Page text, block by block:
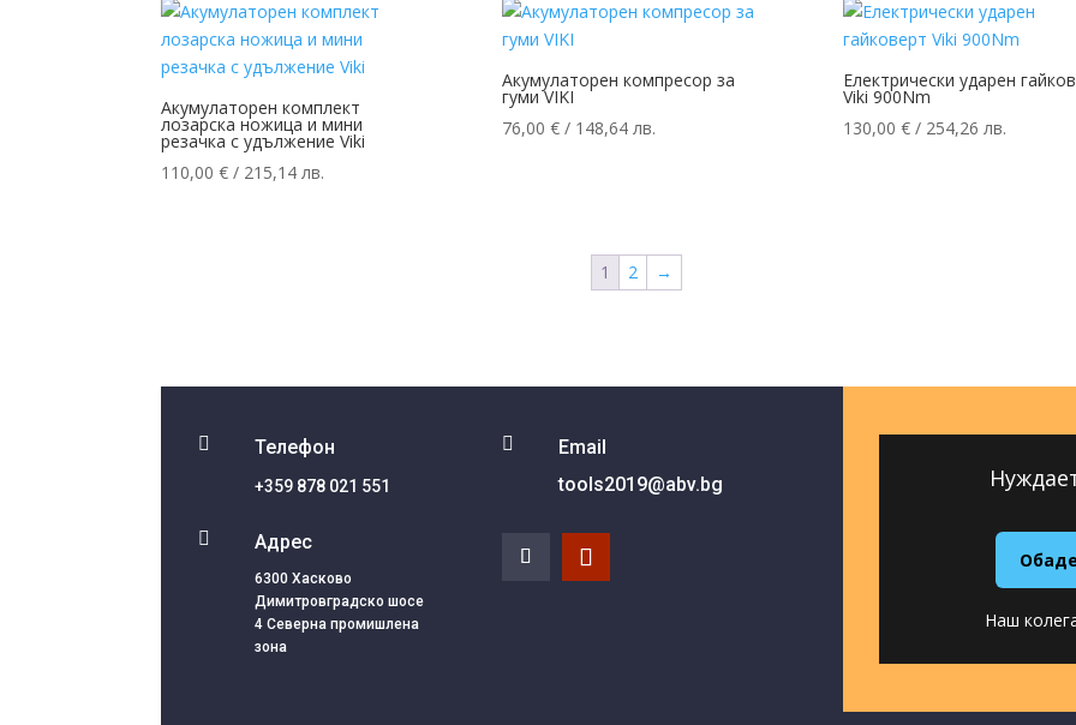
Акумулаторен комплект
лозарска ножица и мини
резачка с удължение Viki
110,00€ / 215,14 лв.
Акумулаторен компресор за
гуми VIKI
76,00 €/ 148,64 лв.
Електрически ударен
Viki 900Nm
130,00 €/ 254,26 лв.
1 2 →
 Телефон
+359 878 021 551
 Адрес
6300 Хасково
Димитровградско шосе
4 Северна промишлена
зона

Email
tools2019@abv.bg
Наш